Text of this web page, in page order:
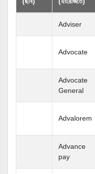
Adviser
Advocate
Advocate
General
Advalorem
Advance
pay